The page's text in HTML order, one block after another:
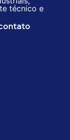
técnico e